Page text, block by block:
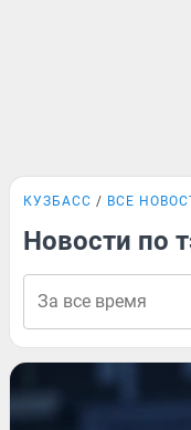
КУЗБАСС ВСЕ
Новости по